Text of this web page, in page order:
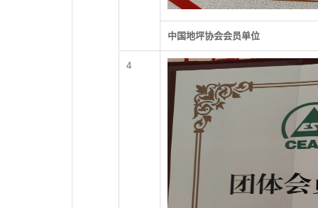
中国地坪协会会员单位
4